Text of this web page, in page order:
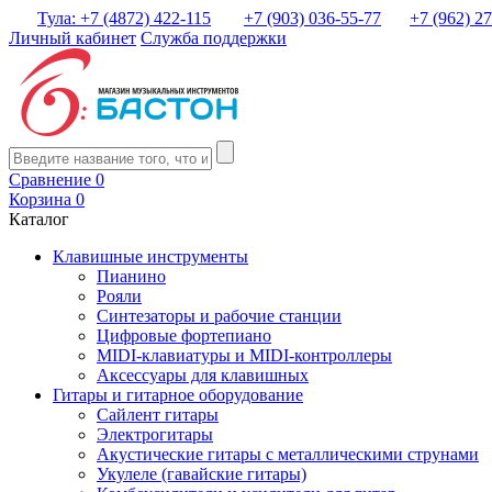
Тула: +7 (4872) 422-115 +7 (903) 036-55-77
+7 (962)
Личный кабинет Служба поддержки
Сравнение 0
Корзина 0
Каталог
Клавишные инструменты
Пианино
Рояли
Синтезаторы и рабочие станции
Цифровые фортепиано
MIDI-клавиатуры и MIDI-контроллеры
Аксессуары для клавишных
Гитары и гитарное оборудование
Сайлент гитары
Электрогитары
Акустические гитары с металлическими струнами
Укулеле (гавайские гитары)